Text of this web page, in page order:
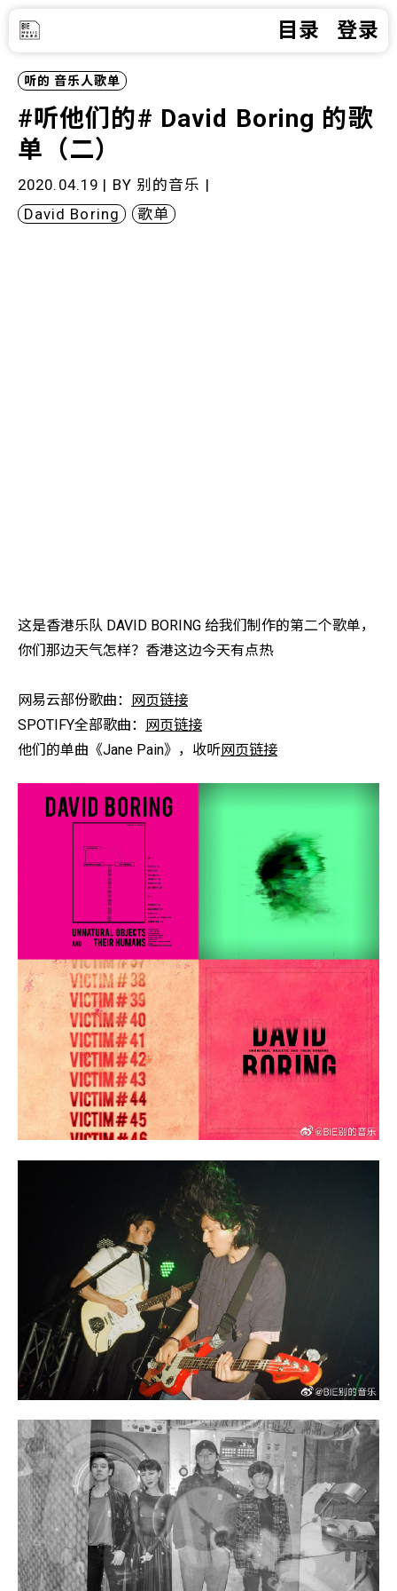
目录 登录
听的 音乐人歌单
#听他们的# David Boring 的歌
单（二）
2020.04.19 | BY 别的音乐 |
David Boring
歌单
这是香港乐队 DAVID BORING 给我们制作的第二个歌单，
你们那边天气怎样？香港这边今天有点热
网易云部份歌曲：
网页链接
SPOTIFY全部歌曲：
网页链接
他们的单曲《Jane Pain》，收听网页链接